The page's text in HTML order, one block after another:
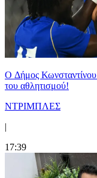
O Δήμος
του αθλητισμού!
ΝΤΡΙΜΠΛΕΣ
|
17:39